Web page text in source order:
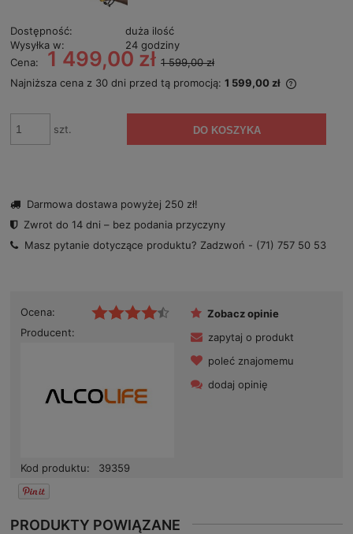
Dostępność:
duża ilość
Wysyłka w:
24 godziny
Cena:
1 499,00 zł 1 599,00 zł
Najniższa cena z 30 dni przed tą promocją: 1 599,00 zł
niż 30
się w
szt. DO KOSZYKA
Darmowa dostawa powyżej 250 zł!
Zwrot do 14 dni – bez podania przyczyny
Masz pytanie dotyczące produktu? Zadzwoń - (71) 757 50 53
Ocena:
Producent:
Kod produktu: 39359
Zobacz opinie
zapytaj o produkt
poleć znajomemu
dodaj opinię
PRODUKTY POWIĄZANE